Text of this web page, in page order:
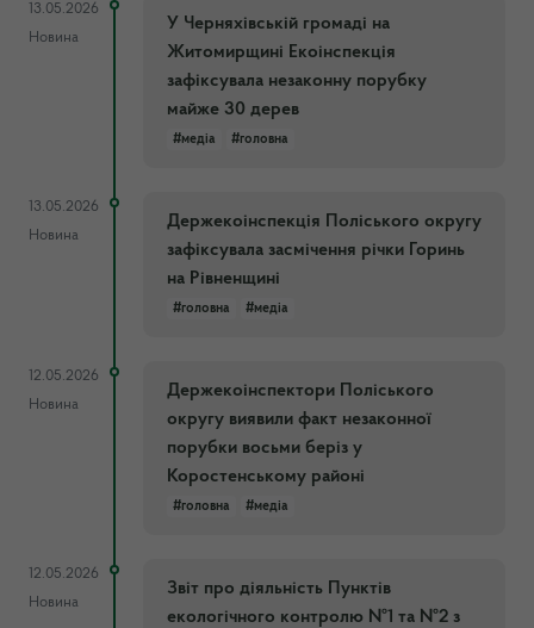
13.05.2026
Новина
У Черняхівській громаді на
Житомирщині Екоінспекція
зафіксувала незаконну порубку
майже 30 дерев
#медіа #головна
13.05.2026
Новина
Держекоінспекція Поліського округу
зафіксувала засмічення річки Горинь
на Рівненщині
#головна #медіа
12.05.2026
Новина
Держекоінспектори Поліського
округу виявили факт незаконної
порубки восьми беріз у
Коростенському районі
#головна #медіа
12.05.2026
Новина
Звіт про діяльність Пунктів
екологічного контролю №1 та №2 з